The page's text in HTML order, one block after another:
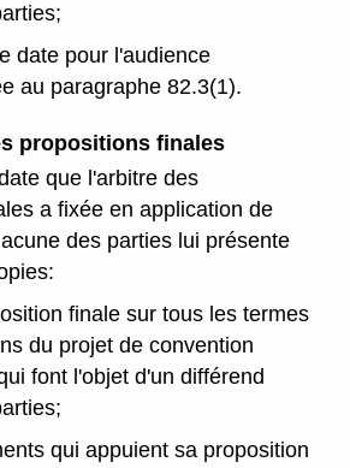
date pour l'audience
au paragraphe 82.3(1).
propositions finales
que l'arbitre des
a fixée en application de
des parties lui présente
finale sur tous les termes
du projet de convention
font l'objet d'un différend
qui appuient sa proposition